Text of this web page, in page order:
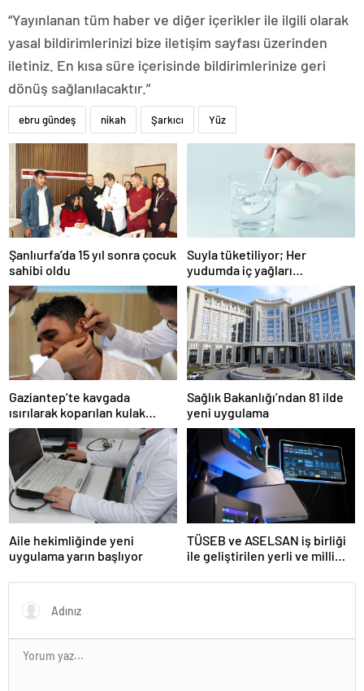
“Yayınlanan tüm haber ve diğer içerikler ile ilgili olarak
yasal bildirimlerinizi bize iletişim sayfası üzerinden
iletiniz. En kısa süre içerisinde bildirimlerinize geri
dönüş sağlanılacaktır.”
ebru gündeş nikah Şarkıcı Yüz
Şanlıurfa’da 15 yıl sonra çocuk
sahibi oldu
Suyla tüketiliyor; Her
yudumda iç yağları
parçalıyor…
Gaziantep’te kavgada
ısırılarak koparılan kulak
memesi yerine dikildi
Sağlık Bakanlığı’ndan 81 ilde
yeni uygulama
Aile hekimliğinde yeni
uygulama yarın başlıyor
TÜSEB ve ASELSAN iş birliği
ile geliştirilen yerli ve milli
tanıtıldı